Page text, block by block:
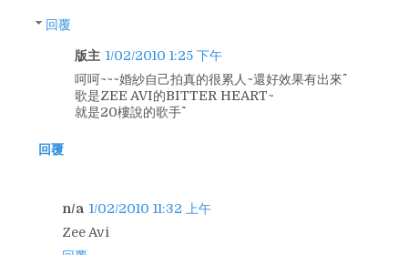
回覆
版主 1/02/2010 1:25 下午
呵呵~~~婚紗自己拍真的很累人~還好效果有出來^^
歌是ZEE AVI的BITTER HEART~
就是20樓說的歌手^^
回覆
n/a 1/02/2010 11:32 上午
Zee Avi